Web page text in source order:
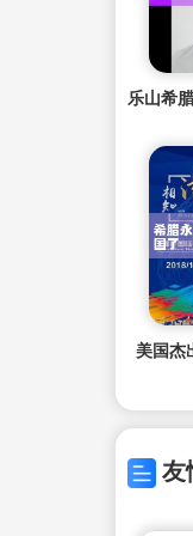
乐山希
美国杰
友